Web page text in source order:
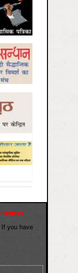
you have